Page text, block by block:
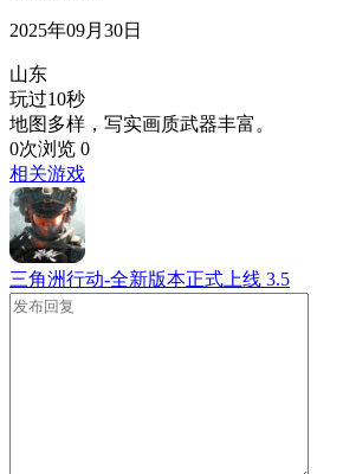
2025年09月30日
山东
玩过10秒
地图多样，写实画质武器丰富。
0次浏览 0
相关游戏
三角洲行动-全新版本正式上线 3.5